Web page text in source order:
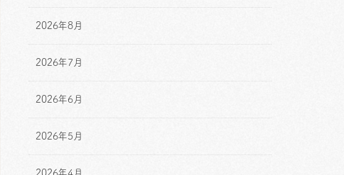
2026年8月
2026年7月
2026年6月
2026年5月
2026年4月